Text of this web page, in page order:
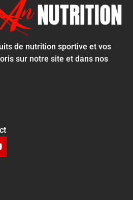
de nutrition sportive et vos
sur notre site et dans nos